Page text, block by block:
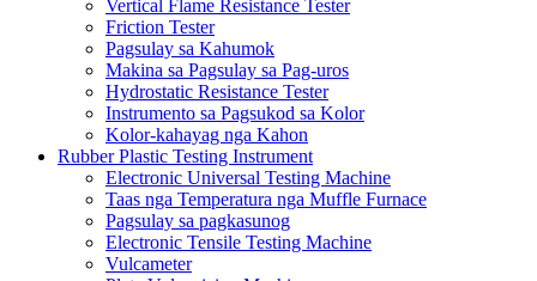
Vertical Flame Resistance Tester
Friction Tester
Pagsulay sa Kahumok
Makina sa Pagsulay sa Pag-uros
Hydrostatic Resistance Tester
Instrumento sa Pagsukod sa Kolor
Kolor-kahayag nga Kahon
Rubber Plastic Testing Instrument
Electronic Universal Testing Machine
Taas nga Temperatura nga Muffle Furnace
Pagsulay sa pagkasunog
Electronic Tensile Testing Machine
Vulcameter